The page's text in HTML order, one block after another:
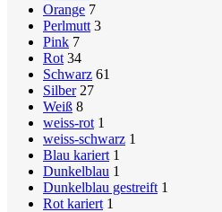
Orange 7
Perlmutt 3
Pink 7
Rot 34
Schwarz 61
Silber 27
Weiß 8
weiss-rot 1
weiss-schwarz 1
Blau kariert 1
Dunkelblau 1
Dunkelblau gestreift 1
Rot kariert 1